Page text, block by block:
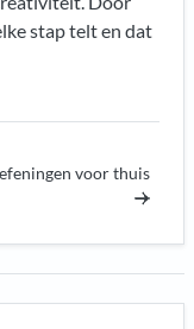
stap telt en dat
voor thuis